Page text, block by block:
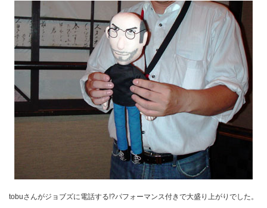
tobuさんがジョブズに電話する!?パフォーマンス付きで大盛り上がりでした。